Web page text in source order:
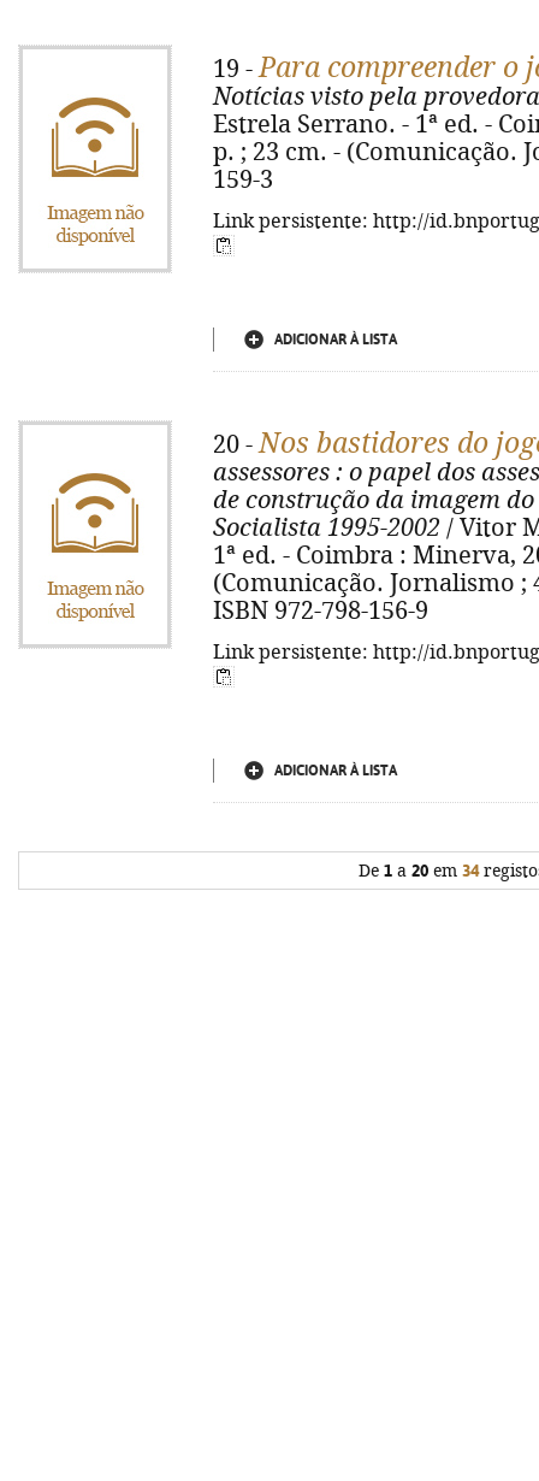
19 -Para compreender o
Notícias visto pela
Estrela Serrano. - 1ª ed. -
p. ; 23 cm. - (Comunicação.
159-3
Link persistente: http://
ADICIONAR À LISTA
20 -Nos bastidores do
assessores : o papel dos
de construção da imagem
Socialista 1995-2002 / Vitor
1ª ed. - Coimbra : Minerva,
(Comunicação. Jornalismo ;
ISBN 972-798-156-9
Link persistente: http://
ADICIONAR À LISTA
De 1a 20em 34